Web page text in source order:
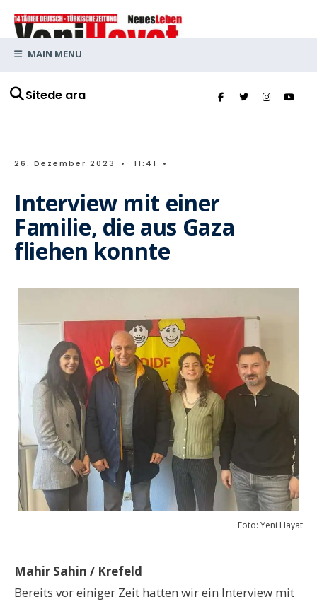
Sitede ara
MAIN MENU
26. Dezember 2023 • 11:41 •
Interview mit einer
Familie, die aus Gaza
fliehen konnte
Foto: Yeni Hayat
Mahir Sahin / Krefeld
Bereits vor einiger Zeit hatten wir ein Interview mit